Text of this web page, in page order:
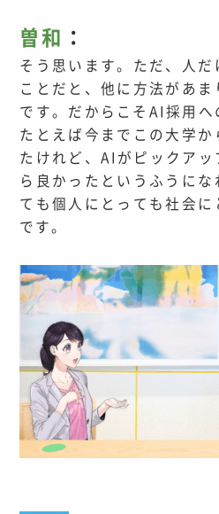
曽和 ：
そう思います。ただ、人
ことだと、他に方法があ
です。だからこそAI採用へ
たとえば今までこの大学
たけれど、AIがピックア
ら良かったというふうに
ても個人にとっても社会
です。